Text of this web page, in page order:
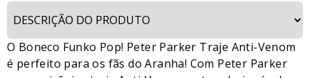
O Boneco Funko Pop! Peter Parker Traje Anti-Venom
é perfeito para os fãs do Aranha! Com Peter Parker